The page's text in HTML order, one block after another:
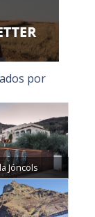
por
Jóncols